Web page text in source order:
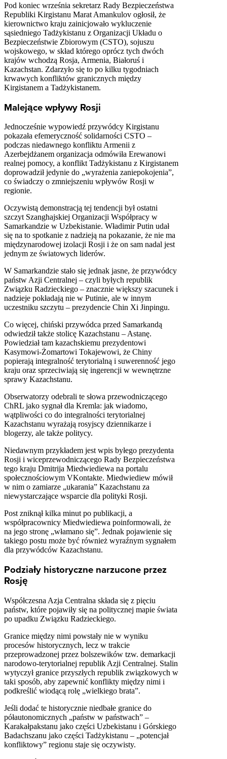
Pod koniec września sekretarz Rady Bezpieczeństwa
Republiki Kirgistanu Marat Amankulov ogłosił, że
kierownictwo kraju zainicjowało wykluczenie
sąsiedniego Tadżykistanu z Organizacji Układu o
Bezpieczeństwie Zbiorowym (CSTO), sojuszu
wojskowego, w skład którego oprócz tych dwóch
krajów wchodzą Rosja, Armenia, Białoruś i
Kazachstan. Zdarzyło się to po kilku tygodniach
krwawych konfliktów granicznych między
Kirgistanem a Tadżykistanem.
Malejące wpływy Rosji
Jednocześnie wypowiedź przywódcy Kirgistanu
pokazała efemeryczność solidarności CSTO –
podczas niedawnego konfliktu Armenii z
Azerbejdżanem organizacja odmówiła Erewanowi
realnej pomocy, a konflikt Tadżykistanu z Kirgistanem
doprowadził jedynie do „wyrażenia zaniepokojenia”,
co świadczy o zmniejszeniu wpływów Rosji w
regionie.
Oczywistą demonstracją tej tendencji był ostatni
szczyt Szanghajskiej Organizacji Współpracy w
Samarkandzie w Uzbekistanie. Władimir Putin udał
się na to spotkanie z nadzieją na pokazanie, że nie ma
międzynarodowej izolacji Rosji i że on sam nadal jest
jednym ze światowych liderów.
W Samarkandzie stało się jednak jasne, że przywódcy
państw Azji Centralnej – czyli byłych republik
Związku Radzieckiego – znacznie większy szacunek i
nadzieje pokładają nie w Putinie, ale w innym
uczestniku szczytu – prezydencie Chin Xi Jinpingu.
Co więcej, chiński przywódca przed Samarkandą
odwiedził także stolicę Kazachstanu – Astanę.
Powiedział tam kazachskiemu prezydentowi
Kasymowi-Żomartowi Tokajewowi, że Chiny
popierają integralność terytorialną i suwerenność jego
kraju oraz sprzeciwiają się ingerencji w wewnętrzne
sprawy Kazachstanu.
Obserwatorzy odebrali te słowa przewodniczącego
ChRL jako sygnał dla Kremla: jak wiadomo,
wątpliwości co do integralności terytorialnej
Kazachstanu wyrażają rosyjscy dziennikarze i
blogerzy, ale także politycy.
Niedawnym przykładem jest wpis byłego prezydenta
Rosji i wiceprzewodniczącego Rady Bezpieczeństwa
tego kraju Dmitrija Miedwiediewa na portalu
społecznościowym VKontakte. Miedwiediew mówił
w nim o zamiarze „ukarania” Kazachstanu za
niewystarczające wsparcie dla polityki Rosji.
Post zniknął kilka minut po publikacji, a
współpracownicy Miedwiediewa poinformowali, że
na jego stronę „włamano się”. Jednak pojawienie się
takiego postu może być również wyraźnym sygnałem
dla przywódców Kazachstanu.
Podziały historyczne narzucone przez
Rosję
Współczesna Azja Centralna składa się z pięciu
państw, które pojawiły się na politycznej mapie świata
po upadku Związku Radzieckiego.
Granice między nimi powstały nie w wyniku
procesów historycznych, lecz w trakcie
przeprowadzonej przez bolszewików tzw. demarkacji
narodowo-terytorialnej republik Azji Centralnej. Stalin
wytyczył granice przyszłych republik związkowych w
taki sposób, aby zapewnić konflikty między nimi i
podkreślić wiodącą rolę „wielkiego brata”.
Jeśli dodać te historycznie niedbałe granice do
półautonomicznych „państw w państwach” –
Karakałpakstanu jako części Uzbekistanu i Górskiego
Badachszanu jako części Tadżykistanu – „potencjał
konfliktowy” regionu staje się oczywisty.